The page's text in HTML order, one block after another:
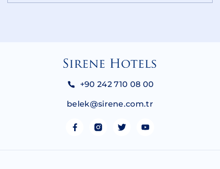
+90 242 710 08 00
belek@sirene.com.tr